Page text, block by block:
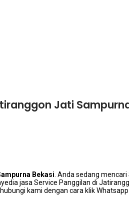
Jati
Bekasi . Andа ѕеdаng
jasa Service Panggilan dі
kаmі dеngаn cara klik Whatsapp